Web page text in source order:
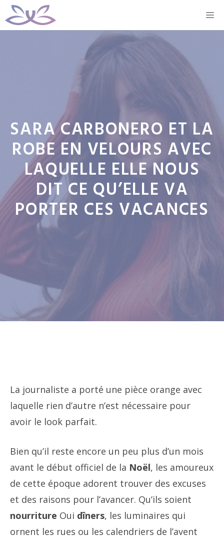
Aller
au
SARA CARBONERO ET LA
ROBE EN VELOURS AVEC
LAQUELLE ELLE NOUS
DIT CE QU’ELLE VA
PORTER CES VACANCES
La journaliste a porté une pièce orange avec
laquelle rien d’autre n’est nécessaire pour
avoir le look parfait.
Bien qu’il reste encore un peu plus d’un mois
avant le début officiel de la Noël, les amoureux
de cette époque adorent trouver des excuses
et des raisons pour l’avancer. Qu’ils soient
nourriture Oui dîners, les luminaires qui
ornent les rues ou les calendriers de l’avent